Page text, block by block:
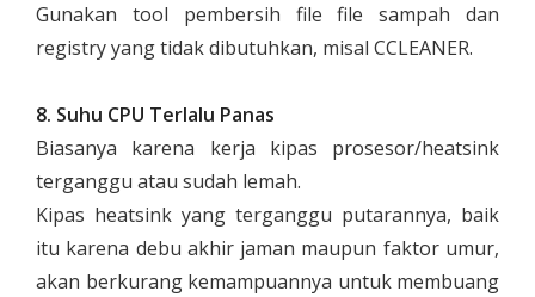
Gunakan tool pembersih file file sampah dan
registry yang tidak dibutuhkan, misal CCLEANER.
8. Suhu CPU Terlalu Panas
Biasanya karena kerja kipas prosesor/heatsink
terganggu atau sudah lemah.
Kipas heatsink yang terganggu putarannya, baik
itu karena debu akhir jaman maupun faktor umur,
akan berkurang kemampuannya untuk membuang